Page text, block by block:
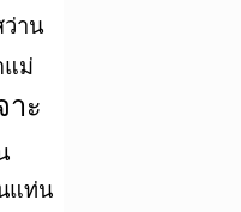
ว่าน
แม่
าะ
แท่น